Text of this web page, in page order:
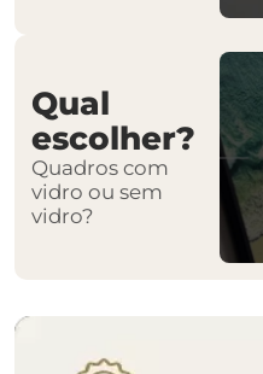
Qual
escolher?
Quadros com
vidro ou sem
vidro?